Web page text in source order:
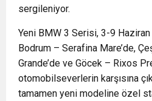
sergileniyor.
Yeni BMW 3 Serisi, 3-9 Haziran
Bodrum – Serafina Mare’de,
Grande’de ve Göcek – Rixos
otomobilseverlerin karşısına
tamamen yeni modeline özel